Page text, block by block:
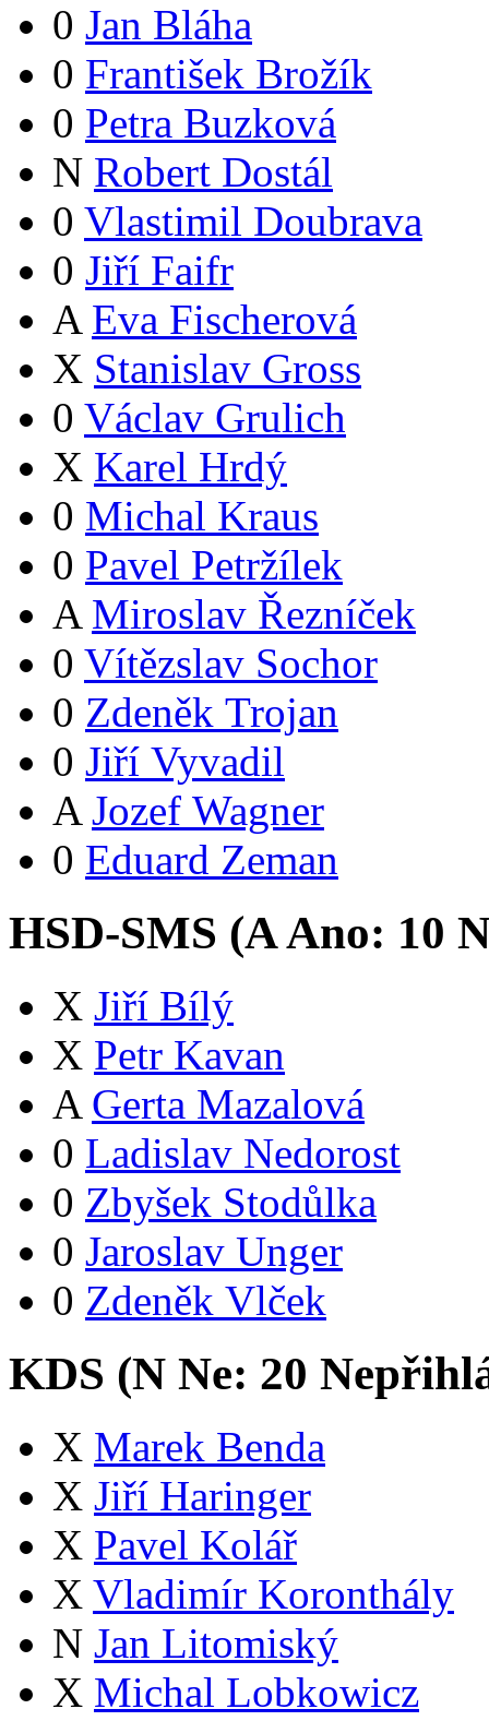
0 Jan Bláha
0 František Brožík
0 Petra Buzková
N Robert Dostál
0 Vlastimil Doubrava
0 Jiří Faifr
A Eva Fischerová
X Stanislav Gross
0 Václav Grulich
X Karel Hrdý
0 Michal Kraus
0 Pavel Petržílek
A Miroslav Řezníček
0 Vítězslav Sochor
0 Zdeněk Trojan
0 Jiří Vyvadil
A Jozef Wagner
0 Eduard Zeman
HSD-SMS (AAno: 10
X Jiří Bílý
X Petr Kavan
A Gerta Mazalová
0 Ladislav Nedorost
0 Zbyšek Stodůlka
0 Jaroslav Unger
0 Zdeněk Vlček
KDS (N Ne: 20
X Marek Benda
X Jiří Haringer
X Pavel Kolář
X Vladimír Koronthály
N Jan Litomiský
X Michal Lobkowicz